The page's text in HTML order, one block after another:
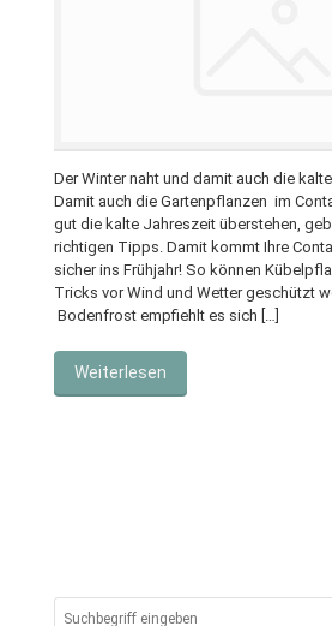
Der Winter naht und damit auch die
Damit auch die Gartenpflanzen im
gut die kalte Jahreszeit überstehen,
richtigen Tipps. Damit kommt Ihre
sicher ins Frühjahr! So können
Tricks vor Wind und Wetter geschützt
Bodenfrost empfiehlt es sich […]
Weiterlesen